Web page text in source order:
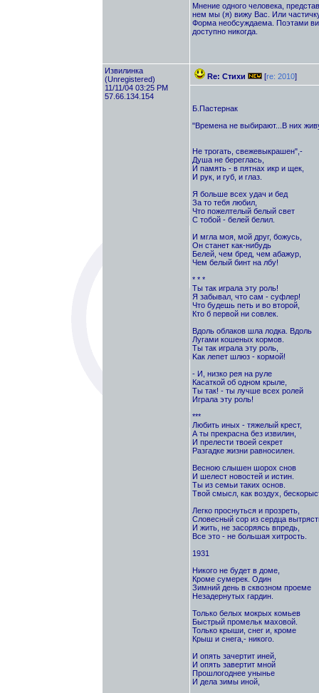
Мнение одного человека,
нем мы (я) вижу Вас. Или
Форма необсуждаема. Поэтами
доступно никогда.
Извилинка
(Unregistered)
11/11/04 03:25 PM
57.66.134.154
Re: Стихи [re: 2010]
Б.Пастернак
"Времена не выбирают...В них
Не трогать, свежевыкрашен",-
Душа не береглась,
И память - в пятнах икр и щек,
И рук, и губ, и глаз.
Я больше всех удач и бед
За то тебя любил,
Что пожелтелый белый свет
С тобой - белей белил.
И мгла моя, мой друг, божусь,
Он станет как-нибудь
Белей, чем бред, чем абажур,
Чем белый бинт на лбу!
* * *
Ты так играла эту роль!
Я забывал, что сам - суфлер!
Что будешь петь и во второй,
Кто б первой ни совлек.
Вдоль облаков шла лодка. Вдоль
Лугами кошеных кормов.
Ты так играла эту роль,
Kак лепет шлюз - кормой!
- И, низко рея на руле
Касаткой об одном крыле,
Ты так! - ты лучше всех ролей
Играла эту роль!
***
Любить иных - тяжелый крест,
А ты прекрасна без извилин,
И прелести твоей секрет
Разгадке жизни равносилен.
Весною слышен шорох снов
И шелест новостей и истин.
Ты из семьи таких основ.
Твой смысл, как воздух,
Легко проснуться и прозреть,
Словесный сор из сердца
И жить, не засоряясь впредь,
Все это - не большая хитрость.
1931
Никого не будет в доме,
Кроме сумерек. Один
Зимний день в сквозном проеме
Незадернутых гардин.
Только белых мокрых комьев
Быстрый промельк маховой.
Только крыши, снег и, кроме
Крыш и снега,- никого.
И опять зачертит иней,
И опять завертит мной
Прошлогоднее унынье
И дела зимы иной,